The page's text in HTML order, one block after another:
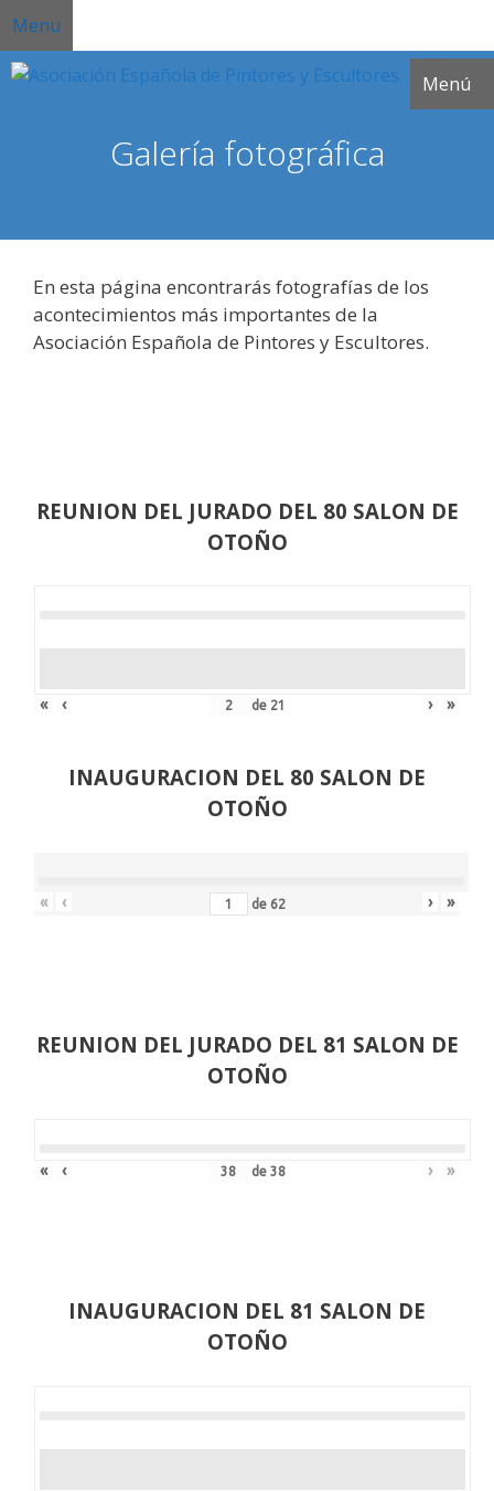
Saltar
al
contenido
Menu
Menú
Galería fotográfica
En esta página encontrarás fotografías de los
acontecimientos más importantes de la
Asociación Española de Pintores y Escultores.
REUNION DEL JURADO DEL 80 SALON DE
OTOÑO
« ‹ de 21 › »
INAUGURACION DEL 80 SALON DE
OTOÑO
« ‹ de 62 › »
REUNION DEL JURADO DEL 81 SALON DE
OTOÑO
« ‹ de 38 › »
INAUGURACION DEL 81 SALON DE
OTOÑO